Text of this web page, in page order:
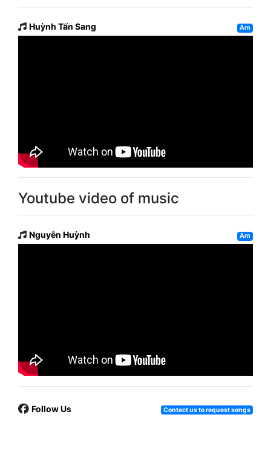
Huỳnh Tấn Sang Am
Youtube video of music
Nguyễn Huỳnh Am
Follow Us Contact us to request songs